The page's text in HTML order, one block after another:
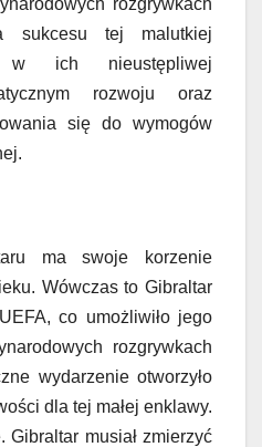
sukcesu tej malutkiej
w ich nieustępliwej
rozwoju oraz
się do wymogów
ma swoje korzenie
Wówczas to Gibraltar
co umożliwiło jego
rozgrywkach
wydarzenie otworzyło
dla tej małej enklawy.
Gibraltar musiał zmierzyć